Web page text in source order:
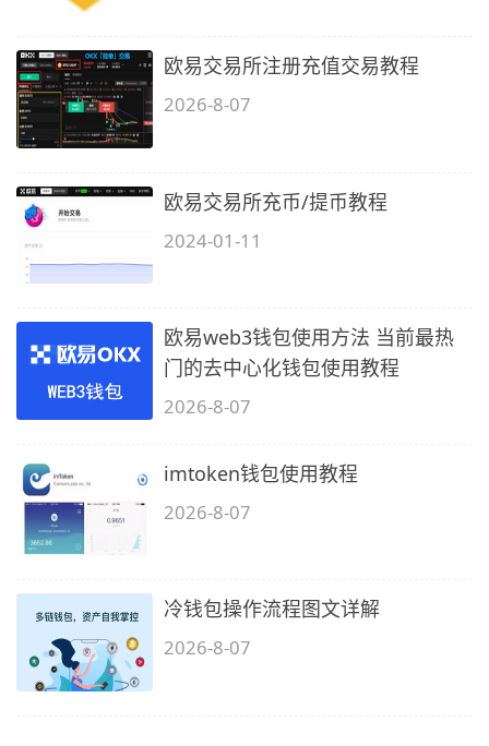
欧易交易所注册充值交易教程
2026-8-07
欧易交易所充币/提币教程
2024-01-11
欧易web3钱包使用方法 当前最热
门的去中心化钱包使用教程
2026-8-07
imtoken钱包使用教程
2026-8-07
冷钱包操作流程图文详解
2026-8-07